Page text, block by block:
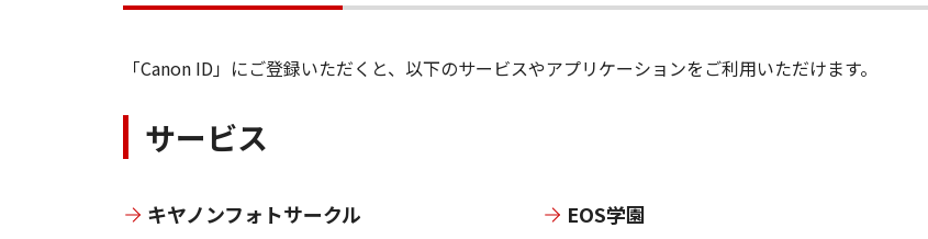
「Canon ID」にご登録いただくと、以下のサービスやアプリケーションをご利用いただけます。
サービス
キヤノンフォトサークル EOS学園